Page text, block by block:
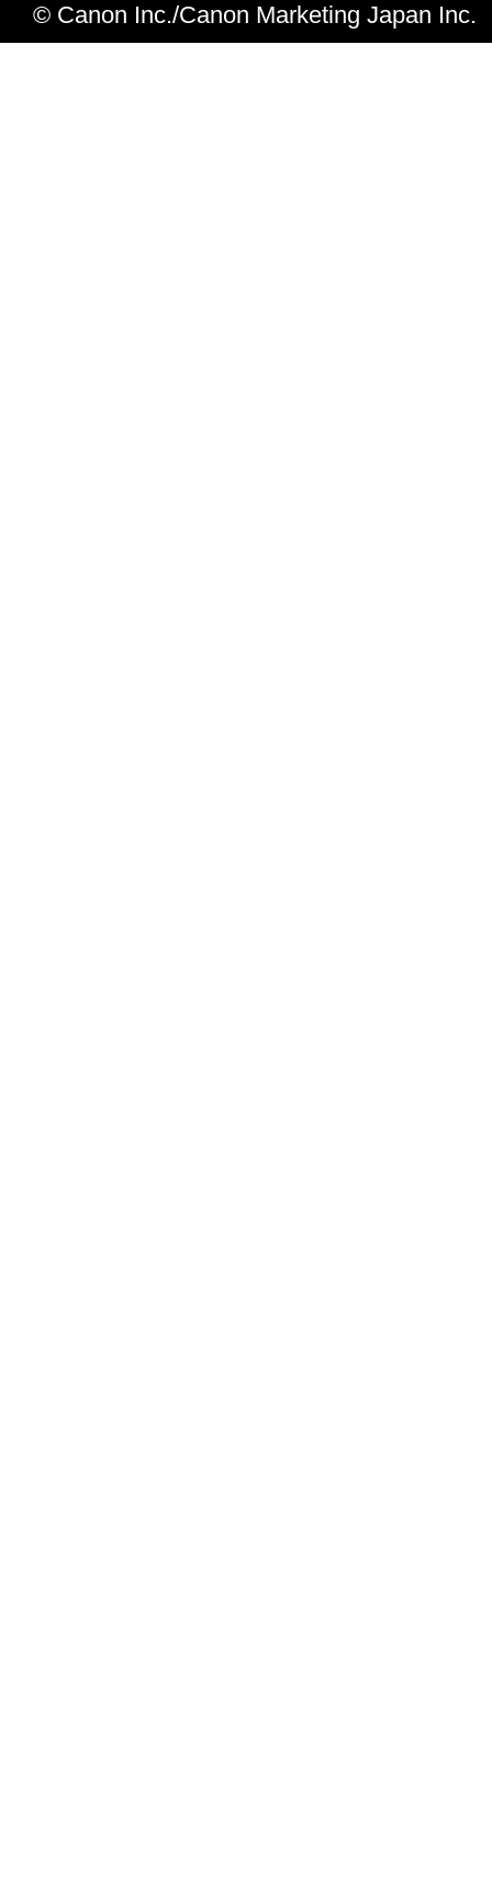
11. ACKNOWLEDGEMENT
© Canon Inc./Canon Marketing Japan Inc.